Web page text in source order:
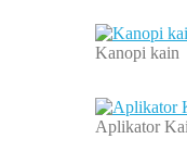
Kanopi kain
Aplikator